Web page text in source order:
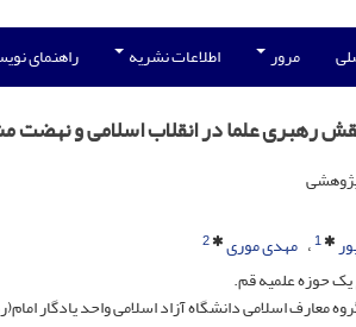
مرور اطلاعات نشریه راهنمای
رهبری علما در انقلاب اسلامی و
1 مهدی موری
2
حوزه علمیه قم.
معارف اسلامی دانشگاه آزاد اسلامی واحد یادگار